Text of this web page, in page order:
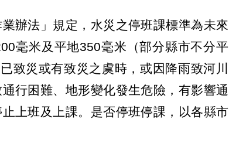
業辦法」規定，水災之停班課標準為未來
毫米及平地350毫米（部分縣市不分平
致災或有致災之虞時，或因降雨致河川
行困難、地形變化發生危險，有影響通
上班及上課。是否停班停課，以各縣市